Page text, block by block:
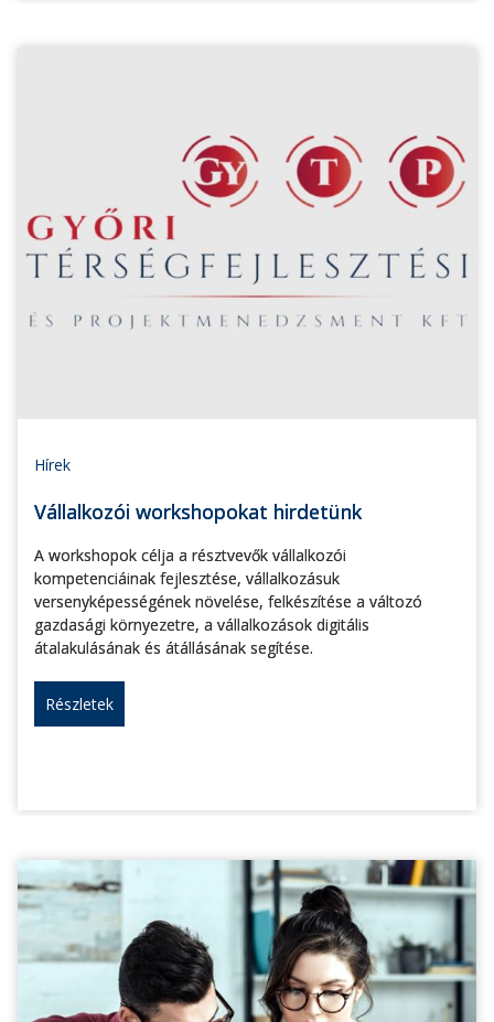
Hírek
Vállalkozói workshopokat hirdetünk
A workshopok célja a résztvevők vállalkozói
kompetenciáinak fejlesztése, vállalkozásuk
versenyképességének növelése, felkészítése a változó
gazdasági környezetre, a vállalkozások digitális
átalakulásának és átállásának segítése.
Részletek